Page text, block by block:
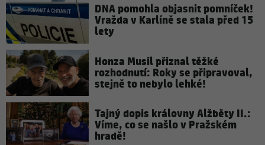
DNA pomohla objasnit pomníček!
Vražda v Karlíně se stala před 15
lety
Honza Musil přiznal těžké
rozhodnutí: Roky se připravoval,
stejně to nebylo lehké!
Tajný dopis královny Alžběty II.:
Víme, co se našlo v Pražském
hradě!